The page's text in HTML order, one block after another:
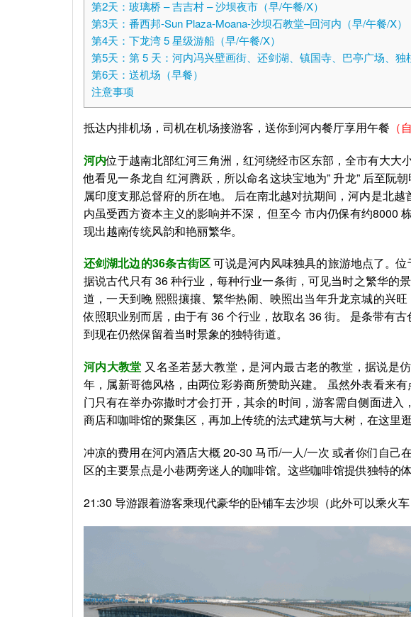
第2天：玻璃桥 – 吉吉村 – 沙坝夜市（早/午餐/X）
第3天：番西邦-Sun Plaza-Moana-沙坝石教堂–回河内（早/午餐/X）
第4天：下龙湾 5 星级游船（早/午餐/X）
第5天：第 5 天：河内冯兴壁画街、还剑湖、镇国寺、巴亭广场、独
第6天：送机场（早餐）
注意事项
抵达内排机场，司机在机场接游客，送你到河内餐厅享用午餐 （
河内位于越南北部红河三角洲，红河绕经市区东部，全市有大
他看见一条龙自 红河腾跃，所以命名这块宝地为” 升龙” 后至
属印度支那总督府的所在地。 后在南北越对抗期间，河内是北
内虽受西方资本主义的影响并不深， 但至今 市内仍保有约8000
现出越南传统风韵和艳丽繁华。
还剑湖北边的36条古街区可说是河内风味独具的旅游地点了。
据说古代只有 36 种行业，每种行业一条街，可见当时之繁华的
道，一天到晚 熙熙攘攘、繁华热闹、映照出当年升龙京城的兴
依照职业别而居，由于有 36 个行业，故取名 36 街。 是条带有
到现在仍然保留着当时景象的独特街道。
河内大教堂 又名圣若瑟大教堂，是河内最古老的教堂，据说是
年，属新哥德风格，由两位彩劵商所赞助兴建。 虽然外表看来
门只有在举办弥撒时才会打开，其余的时间，游客需自侧面进
商店和咖啡馆的聚集区，再加上传统的法式建筑与大树，在这里
冲凉的费用在河内酒店大概 20-30 马币/一人/一次 或者你们自
区的主要景点是小巷两旁迷人的咖啡馆。这些咖啡馆提供独特的
21:30 导游跟着游客乘现代豪华的卧铺车去沙坝（此外可以乘火